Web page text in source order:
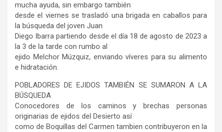
mucha ayuda, sin embargo también
desde el viernes se trasladó una brigada en caballos para
la búsqueda del joven Juan
Diego Ibarra partiendo desde el día 18 de agosto de 2023 a
la 3 de la tarde con rumbo al
ejido Melchor Múzquiz, enviando víveres para su alimento
e hidratación.
POBLADORES DE EJIDOS TAMBIÉN SE SUMARON A LA
BÚSQUEDA
Conocedores de los caminos y brechas personas
originarias de ejidos del Desierto así
como de Boquillas del Carmen tambien contribuyeron en la